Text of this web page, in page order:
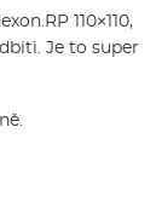
110×110,
Je to super